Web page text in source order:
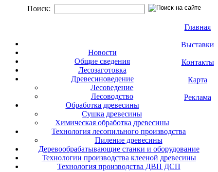
Поиск:
Главная
Выставки
Контакты
Карта
Реклама
Новости
Общие сведения
Лесозаготовка
Древесиноведение
Лесоведение
Лесоводство
Обработка древесины
Сушка древесины
Химическая обработка древесины
Технология лесопильного производства
Пиление древесины
Деревообрабатывающие станки и оборудование
Технологии производства клееной древесины
Технология производства ДВП ДСП